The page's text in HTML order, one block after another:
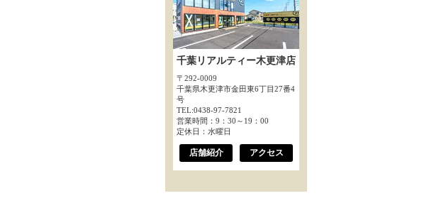
千葉リアルティー木更津店
〒292-0009
千葉県木更津市金田東6丁目27番4
号
TEL:0438-97-7821
営業時間：9：30～19：00
定休日：水曜日
店舗紹介 アクセス